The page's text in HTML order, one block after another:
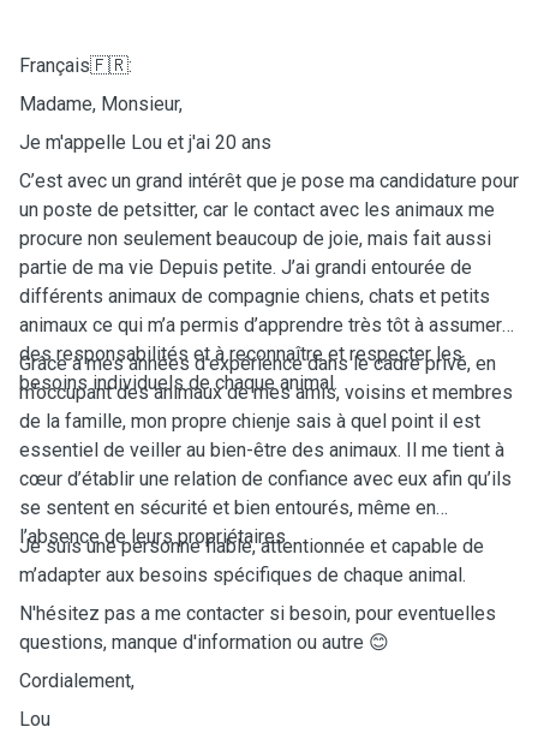
Français🇫🇷:
Madame, Monsieur,
Je m'appelle Lou et j'ai 20 ans
C’est avec un grand intérêt que je pose ma candidature pour
un poste de petsitter, car le contact avec les animaux me
procure non seulement beaucoup de joie, mais fait aussi
partie de ma vie Depuis petite. J’ai grandi entourée de
différents animaux de compagnie chiens, chats et petits
animaux ce qui m’a permis d’apprendre très tôt à assumer
des responsabilités et à reconnaître et respecter les
besoins individuels de chaque animal.
Grâce à mes années d’expérience dans le cadre privé, en
m’occupant des animaux de mes amis, voisins et membres
de la famille, mon propre chienje sais à quel point il est
essentiel de veiller au bien-être des animaux. Il me tient à
cœur d’établir une relation de confiance avec eux afin qu’ils
se sentent en sécurité et bien entourés, même en
l’absence de leurs propriétaires.
Je suis une personne fiable, attentionnée et capable de
m’adapter aux besoins spécifiques de chaque animal.
N'hésitez pas a me contacter si besoin, pour eventuelles
questions, manque d'information ou autre 😊
Cordialement,
Lou